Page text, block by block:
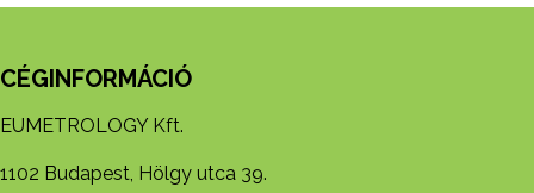
CÉGINFORMÁCIÓ
EUMETROLOGY Kft.
1102 Budapest, Hölgy utca 39.